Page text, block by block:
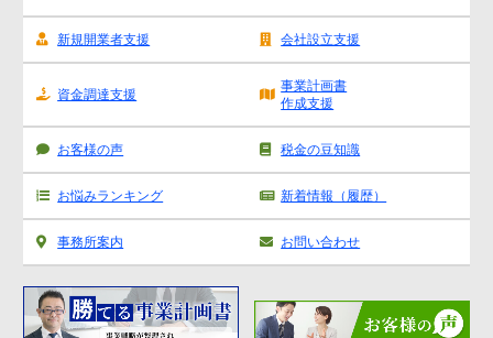
新規開業者支援 会社設立支援
資金調達支援
事業計画書
作成支援
お客様の声 税金の豆知識
お悩みランキング 新着情報（履歴）
事務所案内 お問い合わせ